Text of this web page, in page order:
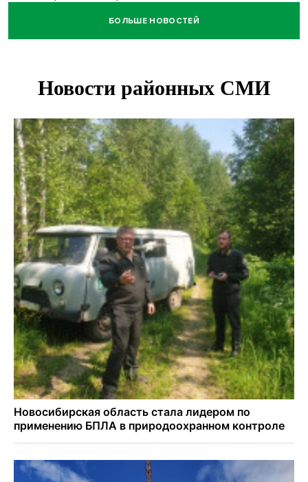
Новосибирские хирурги спасли сердце восьмиклассницы
Более тысячи новосибирцев открыли День
Губернатор Андрей Травников подравил новосибирцев с
Днем физкультурника
Семь рейсов за сутки отменили в новосибирском
аэропорту Толмачево
БОЛЬШЕ НОВОСТЕЙ